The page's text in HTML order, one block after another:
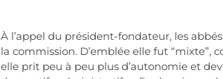
À l’appel du président-fondateur, les
la commission. D’emblée elle fut “mixte”,
elle prit peu à peu plus d’autonomie et